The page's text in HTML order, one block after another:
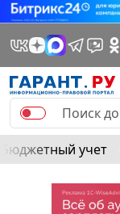
Бюджетный учет